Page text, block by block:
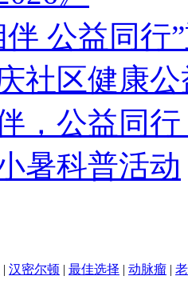
伴 公益同
社区健康
，公益同
暑科普活动
| 汉密尔顿 | 最佳选择 | 动脉瘤 |